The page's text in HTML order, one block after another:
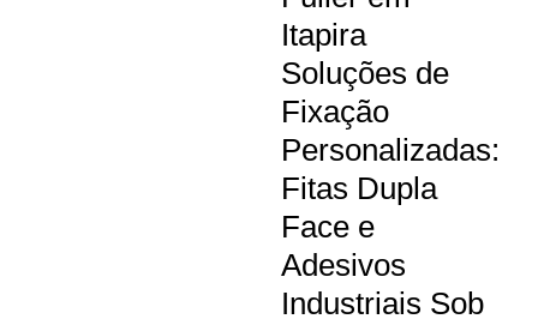
Itapira
Soluções de
Fixação
Personalizadas:
Fitas Dupla
Face e
Adesivos
Industriais Sob